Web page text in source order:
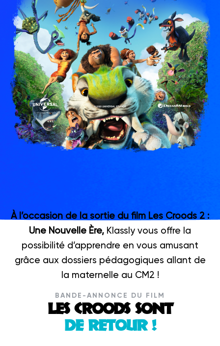
trabajo de clase
Gestiona todas tus tareas
Noticias/Blog
Solicitar presupuesto
Crear mi cuenta
Iniciar sesión
À l’occasion de la sortie du film Les Croods 2 :
Une Nouvelle Ère, Klassly vous offre la
possibilité d’apprendre en vous amusant
grâce aux dossiers pédagogiques allant de
la maternelle au CM2 !
BANDE-ANNONCE DU FILM
LES CROODS SONT
DE RETOUR !